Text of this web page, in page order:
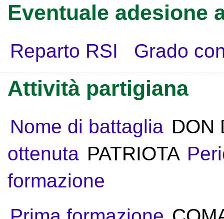
Eventuale adesione
Reparto RSI Grado
Attività partigiana
Nome di battaglia DON
ottenuta PATRIOTA
formazione